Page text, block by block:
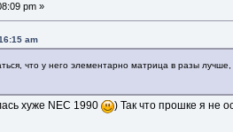
pm »
am
что у него элементарно матрица в разы
хуже NEC 1990 ) Так что прошке я не